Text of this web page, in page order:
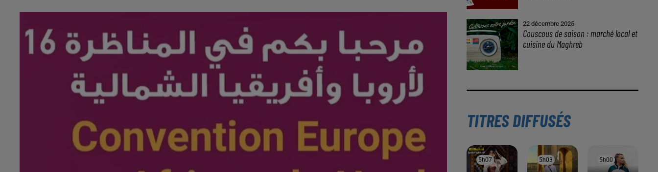
22 décembre 2025
Couscous de saison : marché local et
cuisine du Maghreb
TITRES DIFFUSÉS
5h07
5h07 5h03
5h03 5h00
5h00